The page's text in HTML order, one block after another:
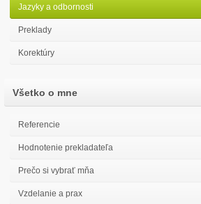
Jazyky a odbornosti
Preklady
Korektúry
Všetko o mne
Referencie
Hodnotenie prekladateľa
Prečo si vybrať mňa
Vzdelanie a prax